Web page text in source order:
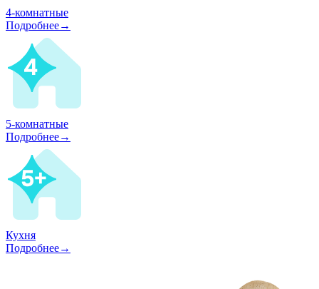
4-комнатные
Подробнее→
5-комнатные
Подробнее→
Кухня
Подробнее→